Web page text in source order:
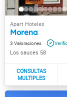
Morena
3
Los sauces 58